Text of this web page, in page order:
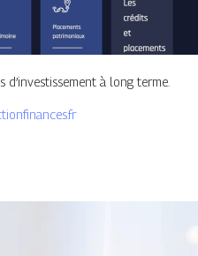
à long terme.